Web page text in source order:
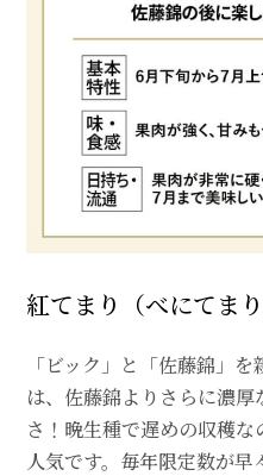
紅てまり（べにてまり
「ビック」と「佐藤錦」
は、佐藤錦よりさらに濃
さ！晩生種で遅めの収穫
人気です。毎年限定数が